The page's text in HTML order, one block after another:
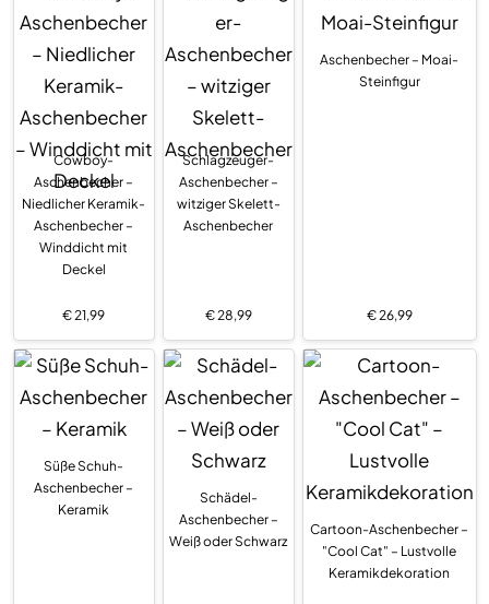
Cowboy-
Aschenbecher –
Niedlicher Keramik-
Aschenbecher –
Winddicht mit
Deckel
€21,99
Schlagzeuger-
Aschenbecher –
witziger Skelett-
Aschenbecher
€28,99
Aschenbecher – Moai-
Steinfigur
€26,99
Süße Schuh-
Aschenbecher –
Keramik
Schädel-
Aschenbecher –
Weiß oder Schwarz
Cartoon-Aschenbecher –
"Cool Cat" – Lustvolle
Keramikdekoration